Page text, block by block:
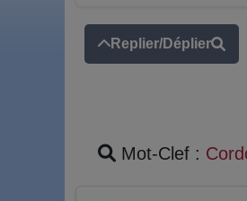
Replier/Déplier
Mot-Clef :